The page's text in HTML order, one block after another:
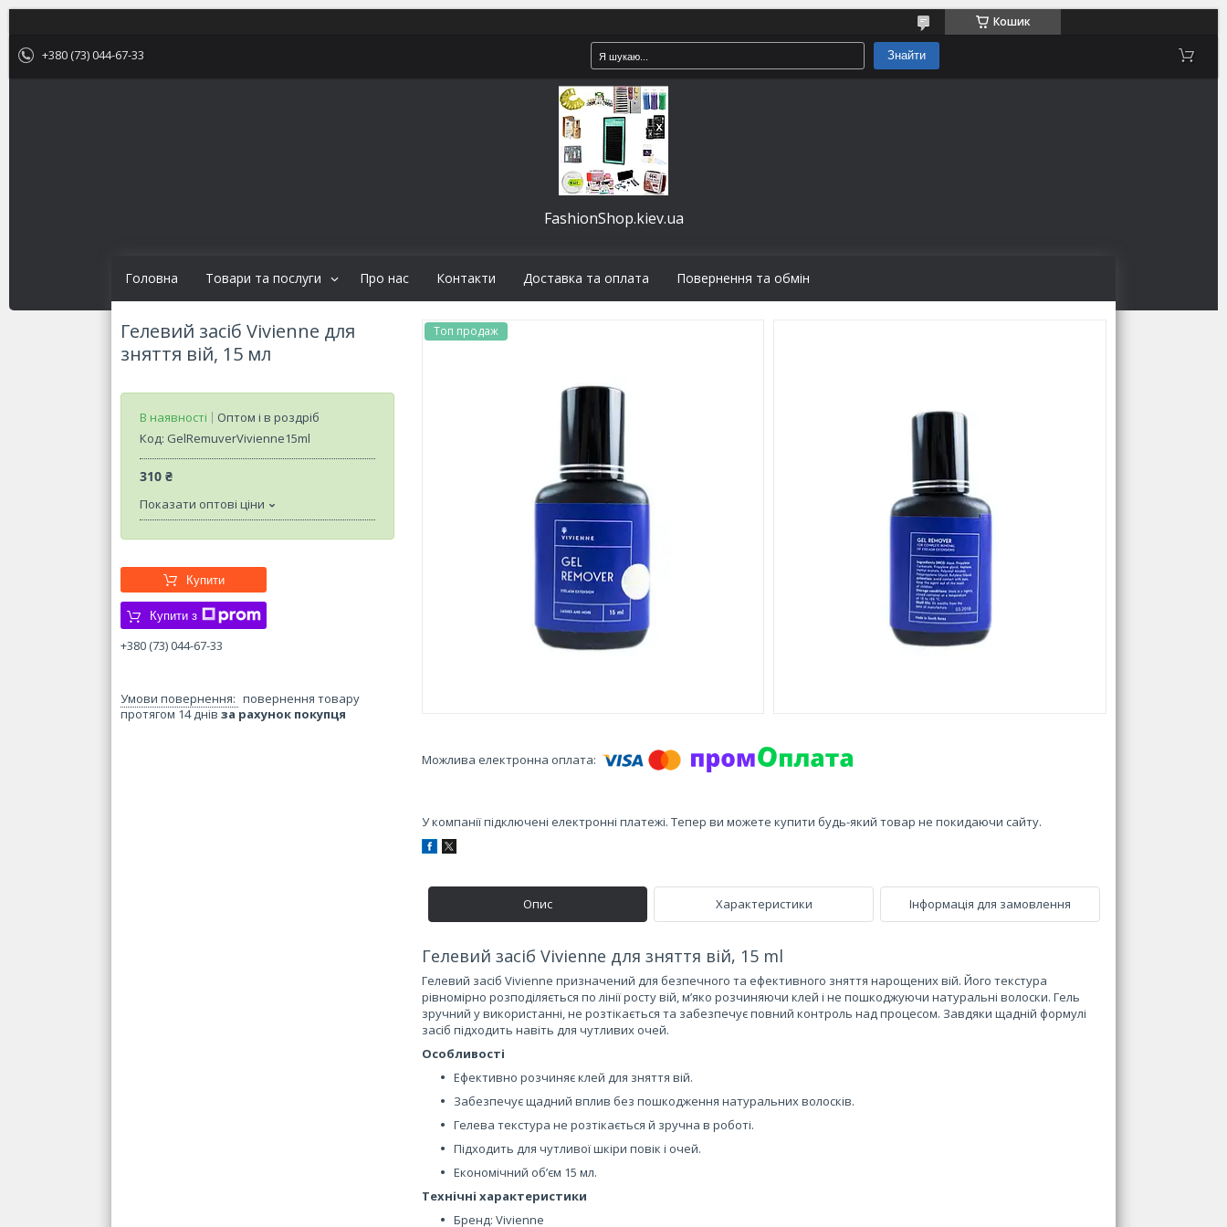
Кошик
+380 (73) 044-67-33 Знайти
FashionShop.kiev.ua
Головна Товари та послуги Про нас Контакти Доставка та оплата Повернення та обмін
Гелевий засіб Vivienne для
зняття вій, 15 мл
В наявності
Оптом і в роздріб
Код: GelRemuverVivienne15ml
310 ₴
Показати оптові ціни
Купити
Купити з
+380 (73) 044-67-33
повернення товару
протягом 14 днів за рахунок покупця
Топ продаж
У компанії підключені електронні платежі. Тепер ви можете купити будь-який товар не покидаючи сайту.
Опис Характеристики Інформація для замовлення
Гелевий засіб Vivienne для зняття вій, 15 ml
Гелевий засіб Vivienne призначений для безпечного та ефективного зняття нарощених вій. Його текстура
рівномірно розподіляється по лінії росту вій, м’яко розчиняючи клей і не пошкоджуючи натуральні волоски. Гель
зручний у використанні, не розтікається та забезпечує повний контроль над процесом. Завдяки щадній формулі
засіб підходить навіть для чутливих очей.
Особливості
Ефективно розчиняє клей для зняття вій.
Забезпечує щадний вплив без пошкодження натуральних волосків.
Гелева текстура не розтікається й зручна в роботі.
Підходить для чутливої шкіри повік і очей.
Економічний об’єм 15 мл.
Технічні характеристики
Бренд: Vivienne